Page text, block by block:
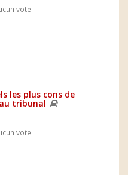
vote
les plus cons de
tribunal
vote